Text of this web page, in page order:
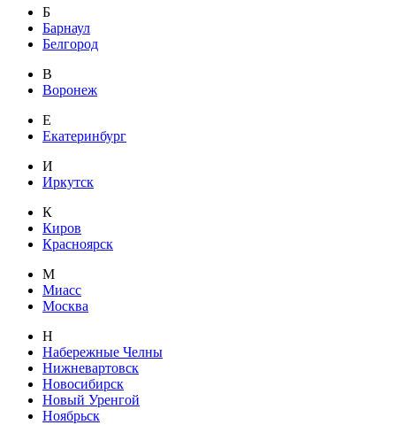
Б
Барнаул
Белгород
В
Воронеж
Е
Екатеринбург
И
Иркутск
К
Киров
Красноярск
М
Миасс
Москва
Н
Набережные Челны
Нижневартовск
Новосибирск
Новый Уренгой
Ноябрьск